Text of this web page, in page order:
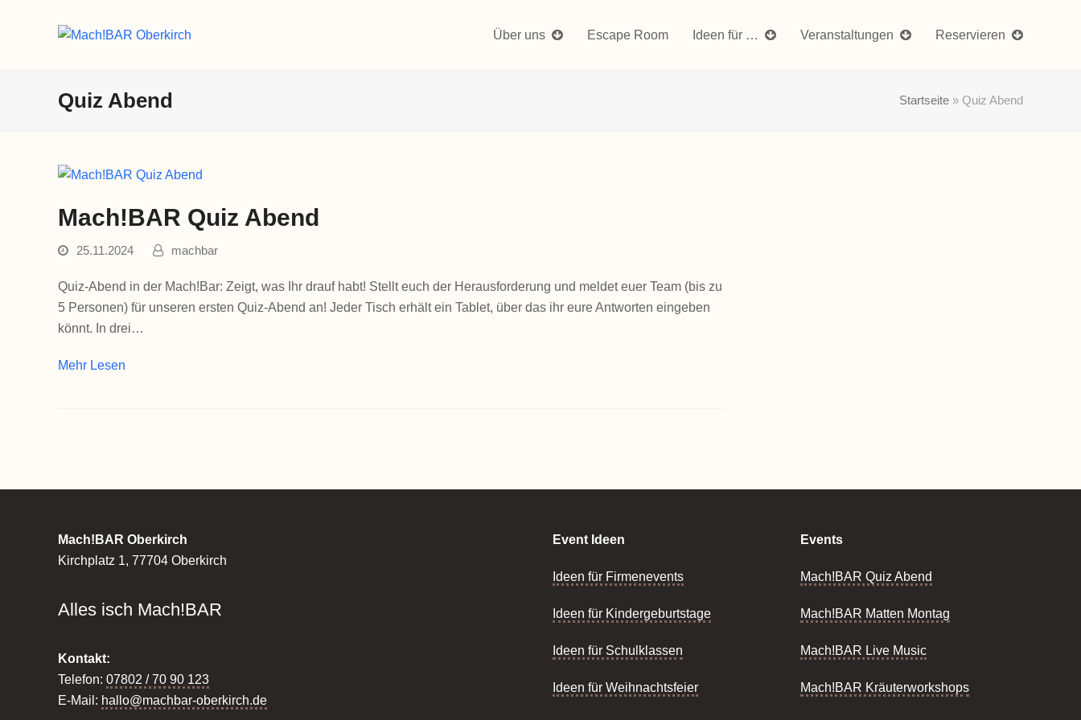
Über uns Escape Room Ideen für … Veranstaltungen Reservieren
Quiz Abend Startseite » Quiz Abend
Mach!BAR Quiz Abend
25.11.2024 machbar
Quiz-Abend in der Mach!Bar: Zeigt, was Ihr drauf habt! Stellt euch der Herausforderung und meldet euer Team (bis zu
5 Personen) für unseren ersten Quiz-Abend an! Jeder Tisch erhält ein Tablet, über das ihr eure Antworten eingeben
könnt. In drei…
Mehr Lesen
Mach!BAR Oberkirch
Kirchplatz 1, 77704 Oberkirch
Alles isch Mach!BAR
Kontakt:
Telefon: 07802 / 70 90 123
E-Mail: hallo@machbar-oberkirch.de
Event Ideen
Ideen für Firmenevents
Ideen für Kindergeburtstage
Ideen für Schulklassen
Ideen für Weihnachtsfeier
Events
Mach!BAR Quiz Abend
Mach!BAR Matten Montag
Mach!BAR Live Music
Mach!BAR Kräuterworkshops